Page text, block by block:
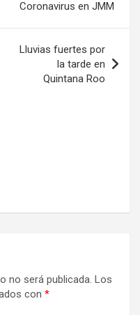
Coronavirus en JMM
Lluvias fuertes por
la tarde en
Quintana Roo
no será publicada. Los
con *